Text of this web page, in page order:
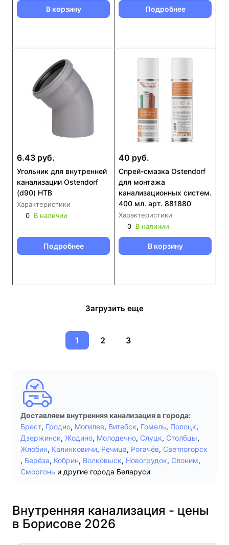
В корзину Подробнее
6.43 руб.
Угольник для внутренней
канализации Ostendorf
(d90) HTB
Характеристики
0 В наличии
Подробнее
40 руб.
Спрей-смазка Ostendorf
для монтажа
канализационных систем.
400 мл. арт. 881880
Характеристики
0 В наличии
В корзину
Загрузить еще
1 2 3
Доставляем внутренняя канализация в города:
Брест, Гродно, Могилев, Витебск, Гомель, Полоцк,
Дзержинск, Жодино, Молодечно, Слуцк, Столбцы,
Жлобин, Калинковичи, Речица, Рогачёв, Светлогорск
, Берёза, Кобрин, Волковыск, Новогрудок, Слоним,
Сморгонь и другие города Беларуси
Внутренняя канализация - цены
в Борисове 2026